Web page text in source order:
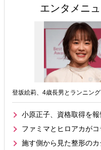
エンタメニ
登坂絵莉、4歳長男とランニング
小原正子、資格取得を報
ファミマとヒロアカがコ
施す側から見た整形の